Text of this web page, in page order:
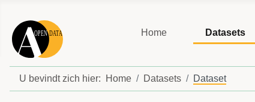
Home Datasets
U bevindt zich hier: Home Datasets Dataset